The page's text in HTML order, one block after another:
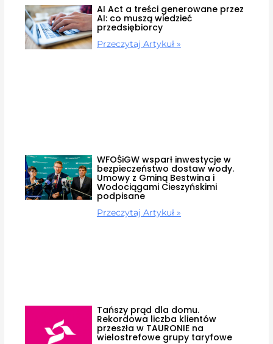
AI Act a treści generowane przez
AI: co muszą wiedzieć
przedsiębiorcy
Przeczytaj Artykuł »
WFOŚiGW wsparł inwestycje w
bezpieczeństwo dostaw wody.
Umowy z Gminą Bestwina i
Wodociągami Cieszyńskimi
podpisane
Przeczytaj Artykuł »
Tańszy prąd dla domu.
Rekordowa liczba klientów
przeszła w TAURONIE na
wielostrefowe grupy taryfowe